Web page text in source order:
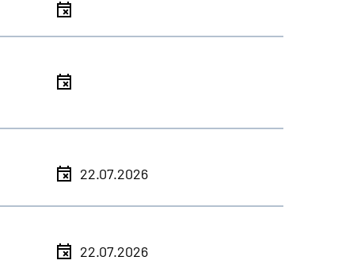
22.07.2026
22.07.2026